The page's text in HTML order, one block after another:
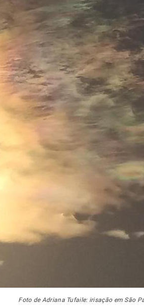
Foto de Adriana Tufaile: irisação em São